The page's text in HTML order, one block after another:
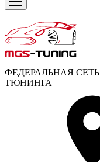
ФЕДЕРАЛЬНАЯ СЕТЬ
ТЮНИНГА